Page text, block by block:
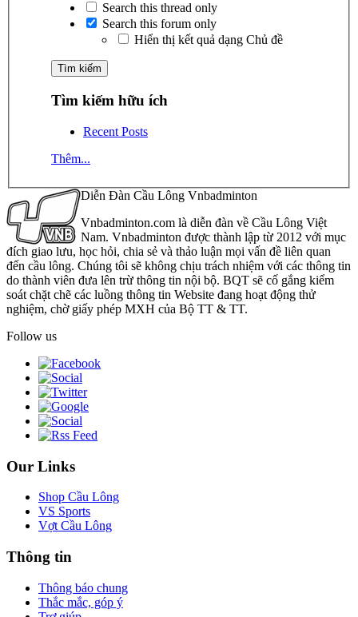
Search this thread only
Search this forum only
Hiển thị kết quả dạng Chủ đề
Tìm kiếm hữu ích
Recent Posts
Thêm...
Diễn Đàn Cầu Lông Vnbadminton
Vnbadminton.com là diễn đàn về Cầu Lông Việt
Nam. Vnbadminton được thành lập từ 2012 với mục
đích giao lưu, học hỏi, chia sẻ và thảo luận mọi vấn đề liên quan
đến cầu lông. Chúng tôi sẽ không chịu trách nhiệm với các thông tin
do thành viên đưa lên trừ thông tin nội bộ. BQT sẽ cố gắng kiểm
soát chặt chẽ các luồng thông tin Website đang hoạt động thử
nghiệm, chờ giấy phép MXH của Bộ TT & TT.
Follow us
Our Links
Shop Cầu Lông
VS Sports
Vợt Cầu Lông
Thông tin
Thông báo chung
Thắc mắc, góp ý